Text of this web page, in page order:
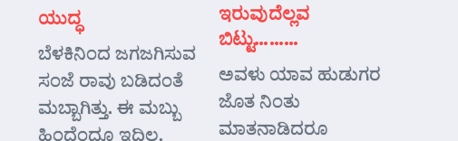
ಯುದ್ಧ
ಬೆಳಕಿನಿಂದ ಜಗಜಗಿಸುವ
ಸಂಜೆ ರಾವು ಬಡಿದಂತೆ
ಮಬ್ಬಾಗಿತ್ತು. ಈ ಮಬ್ಬು
ಹಿಂದೆಂದೂ ಇದಿಲ್ಲ.
ಇರುವುದೆಲ್ಲವ
ಬಿಟ್ಟು………
ಅವಳು ಯಾವ ಹುಡುಗರ
ಜೊತ ನಿಂತು
ಮಾತನಾಡಿದರೂ